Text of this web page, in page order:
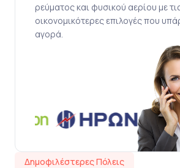
ρεύματος και φυσικού αερίου με
οικονομικότερες επιλογές που
αγορά.
Δημοφιλέστερες Πόλεις